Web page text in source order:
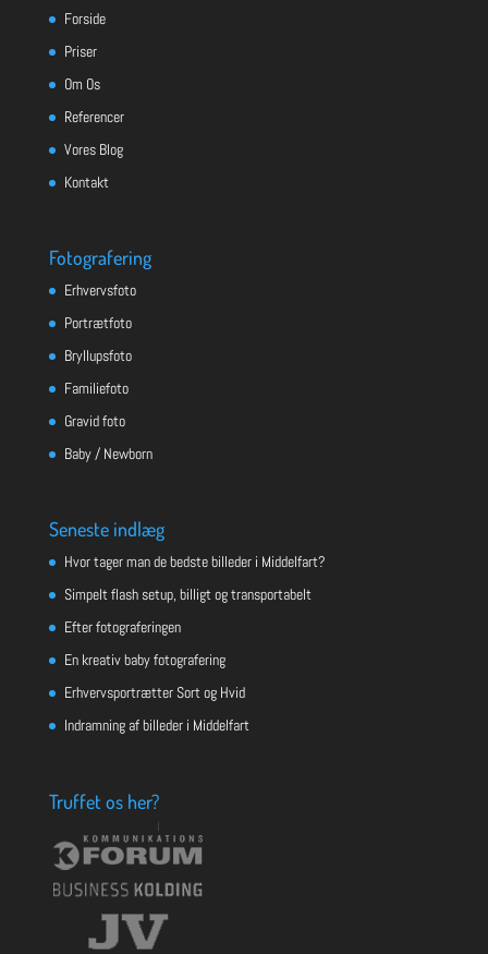
Forside
Priser
Om Os
Referencer
Vores Blog
Kontakt
Fotografering
Erhvervsfoto
Portrætfoto
Bryllupsfoto
Familiefoto
Gravid foto
Baby / Newborn
Seneste indlæg
Hvor tager man de bedste billeder i Middelfart?
Simpelt flash setup, billigt og transportabelt
Efter fotograferingen
En kreativ baby fotografering
Erhvervsportrætter Sort og Hvid
Indramning af billeder i Middelfart
Truffet os her?